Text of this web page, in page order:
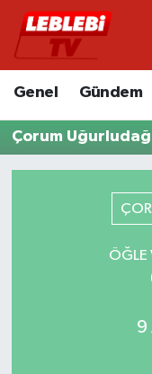
Genel Gündem
Çorum
ÖĞLE
9
Hava Durumu
Trafik Durumu
Süper Lig
Tüm